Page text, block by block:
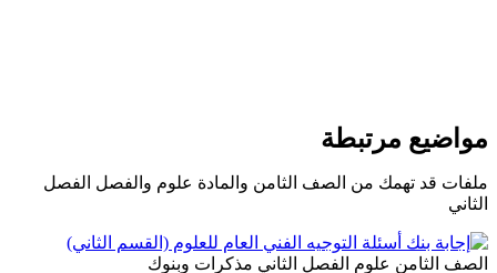
مواضيع مرتبطة
ملفات قد تهمك من الصف الثامن والمادة علوم والفصل الفصل
الثاني
الصف الثامن علوم الفصل الثاني مذكرات وبنوك